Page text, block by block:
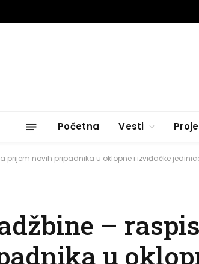
Početna Vesti
prijem novih pripadnika u oklopne i izviđačke
–
u